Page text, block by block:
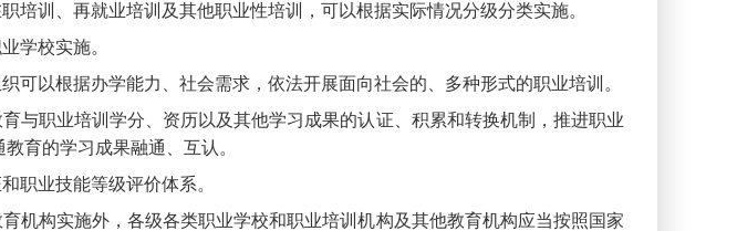
培训、再就业培训及其他职业性培训，可以根据实际情况分级分类实施。
学校实施。
可以根据办学能力、社会需求，依法开展面向社会的、多种形式的职业培训。
与职业培训学分、资历以及其他学习成果的认证、积累和转换机制，推进职业
育的学习成果融通、互认。
职业技能等级评价体系。
机构实施外，各级各类职业学校和职业培训机构及其他教育机构应当按照国家